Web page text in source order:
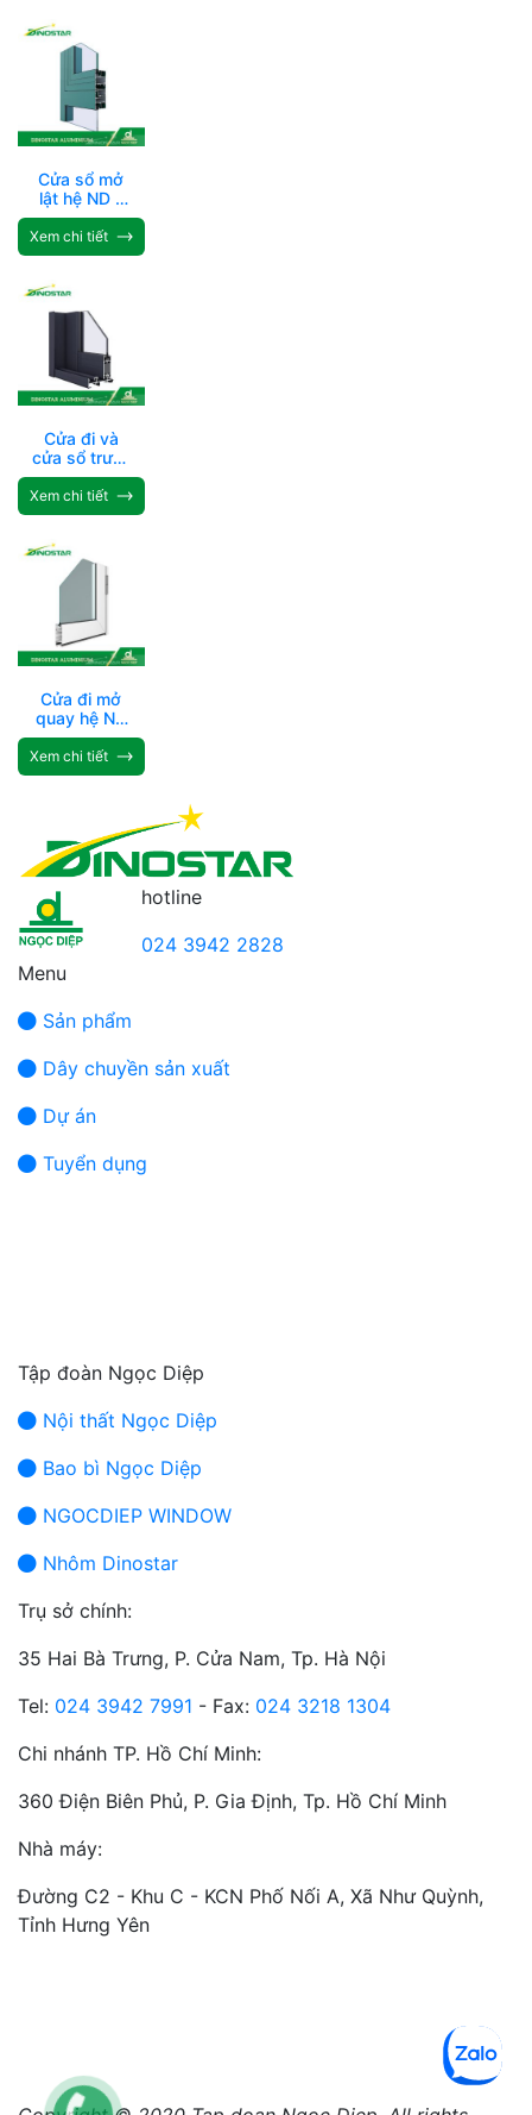
Cửa sổ mở
lật hệ ND –
XF55
Xem chi tiết
Cửa đi và
cửa sổ trượt
hệ ND-XF93
Xem chi tiết
Cửa đi mở
quay hệ ND
– V450
Xem chi tiết
hotline
024 3942 2828
Menu
Sản phẩm
Dây chuyền sản xuất
Dự án
Tuyển dụng
Tập đoàn Ngọc Diệp
Nội thất Ngọc Diệp
Bao bì Ngọc Diệp
NGOCDIEP WINDOW
Nhôm Dinostar
Trụ sở chính:
35 Hai Bà Trưng, P. Cửa Nam, Tp. Hà Nội
Tel: 024 3942 7991 - Fax: 024 3218 1304
Chi nhánh TP. Hồ Chí Minh:
360 Điện Biên Phủ, P. Gia Định, Tp. Hồ Chí Minh
Nhà máy:
Đường C2 - Khu C - KCN Phố Nối A, Xã Như Quỳnh,
Tỉnh Hưng Yên